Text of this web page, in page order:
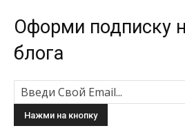
Оформи подписку
блога